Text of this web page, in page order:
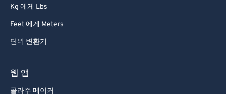
Kg 에게 Lbs
Feet 에게 Meters
단위 변환기
웹 앱
콜라주 메이커